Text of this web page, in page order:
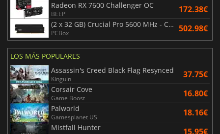
Radeon RX 7600 Challenger OC
BEEP 172.38€
(2 x 32 GB) Crucial Pro 5600 MHz - CAS 46
PCBox 502.98€
LOS MÁS POPULARES
Assassin's Creed Black Flag Resynced
Kinguin 37.75€
Corsair Cove
Game Boost 16.80€
Palworld
Gamesplanet US 18.16€
Mistfall Hunter 15.95€